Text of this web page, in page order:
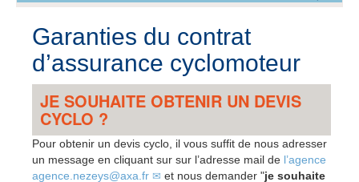
Garanties du contrat
d’assurance cyclomoteur
JE SOUHAITE OBTENIR UN DEVIS
CYCLO ?
Pour obtenir un devis cyclo, il vous suffit de nous adresser
un message en cliquant sur sur l’adresse mail de l’agence
agence.nezeys@axa.fr
et nous demander "je souhaite